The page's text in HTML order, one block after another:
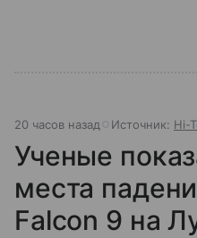
20 часов назад Источник: Hi-
Ученые
места
Falcon 9 на